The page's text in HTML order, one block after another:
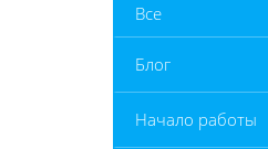
Все
Блог
Начало работы